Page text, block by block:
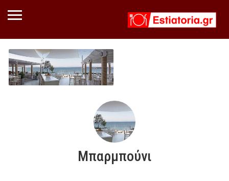
Μπαρμπούνι